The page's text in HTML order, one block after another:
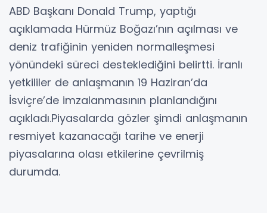
ABD Başkanı Donald Trump, yaptığı
açıklamada Hürmüz Boğazı’nın açılması ve
deniz trafiğinin yeniden normalleşmesi
yönündeki süreci desteklediğini belirtti. İranlı
yetkililer de anlaşmanın 19 Haziran’da
İsviçre’de imzalanmasının planlandığını
açıkladı.Piyasalarda gözler şimdi anlaşmanın
resmiyet kazanacağı tarihe ve enerji
piyasalarına olası etkilerine çevrilmiş
durumda.